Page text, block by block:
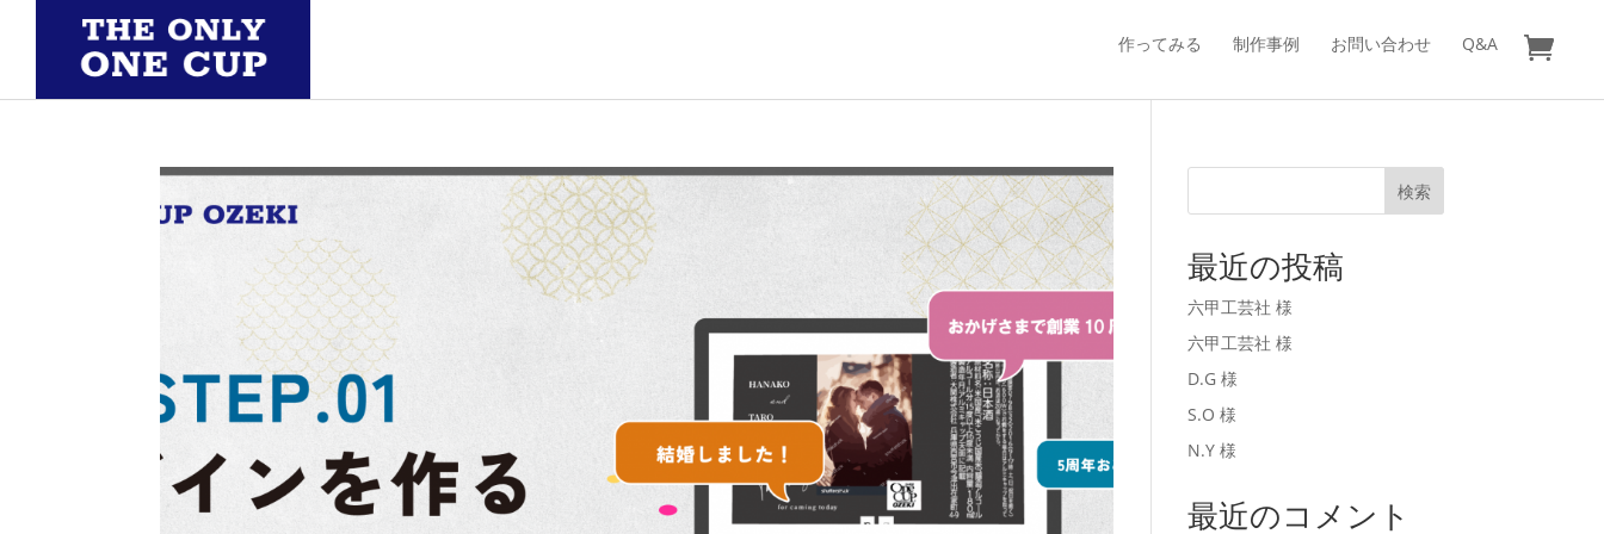
作ってみる 制作事例 お問い合わせ Q&A
検索
最近の投稿
六甲工芸社 様
六甲工芸社 様
D.G 様
S.O 様
N.Y 様
最近のコメント